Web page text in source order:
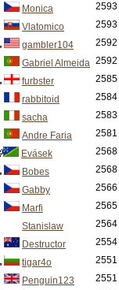
Monica
2593
Vlatomico
2593
gambler104
2592
Gabriel Almeida 2592
furbster
2585
rabbitoid
2584
sacha
2583
Andre Faria
2581
Evásek
2568
Bobes
2568
Gabby
2566
Marfi
2565
Stanislaw
2564
Destructor
2554
tigar4o
2551
Penguin123
2551